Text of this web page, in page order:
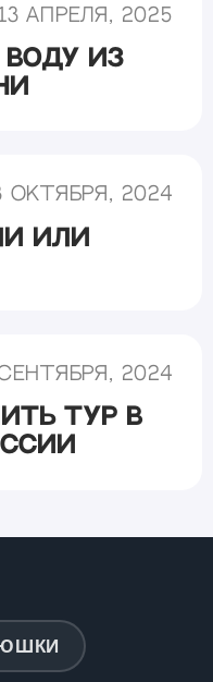
апреля, 2025
из
октября, 2024
или
2024
тур в